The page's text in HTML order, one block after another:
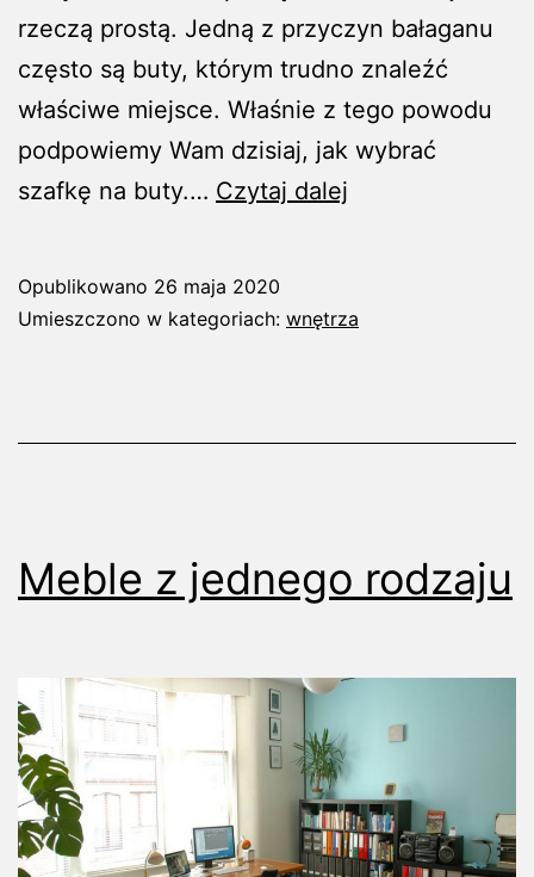
rzeczą prostą. Jedną z przyczyn bałaganu
często są buty, którym trudno znaleźć
właściwe miejsce. Właśnie z tego powodu
podpowiemy Wam dzisiaj, jak wybrać
szafkę na buty.… Czytaj dalej
jak
Opublikowano 26 maja 2020
Umieszczono w kategoriach: wnętrza
Meble z jednego rodzaju